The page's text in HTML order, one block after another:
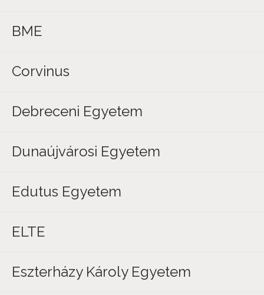
BME
Corvinus
Debreceni Egyetem
Dunaújvárosi Egyetem
Edutus Egyetem
ELTE
Eszterházy Károly Egyetem